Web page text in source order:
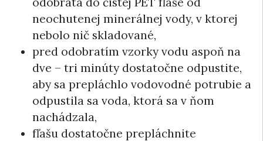
neochutenej minerálnej vody, v ktorej
nebolo nič skladované,
pred odobratím vzorky vodu aspoň na
dve – tri minúty dostatočne odpustite,
aby sa prepláchlo vodovodné potrubie a
odpustila sa voda, ktorá sa v ňom
nachádzala,
fľašu dostatočne prepláchnite